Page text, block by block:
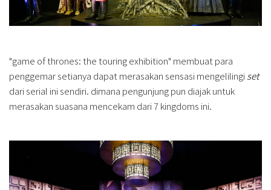
"game of thrones: the touring exhibition" membuat para
penggemar setianya dapat merasakan sensasi mengelilingi set
dari serial ini sendiri. dimana pengunjung pun diajak untuk
merasakan suasana mencekam dari 7 kingdoms ini.